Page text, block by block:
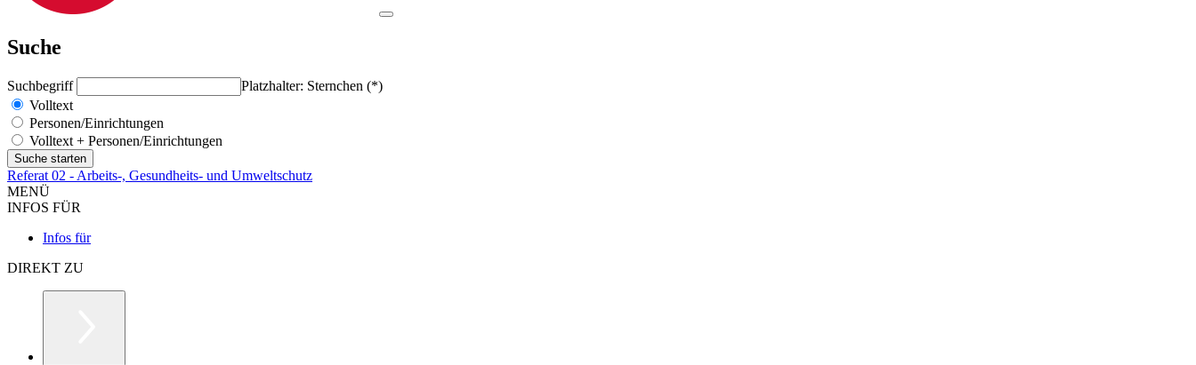
Suche
Suchbegriff
Platzhalter: Sternchen (*)
Volltext
Personen/Einrichtungen
Volltext + Personen/Einrichtungen
Referat 02 - Arbeits-, Gesundheits- und Umweltschutz
MENÜ
INFOS FÜR
Infos für
DIREKT ZU